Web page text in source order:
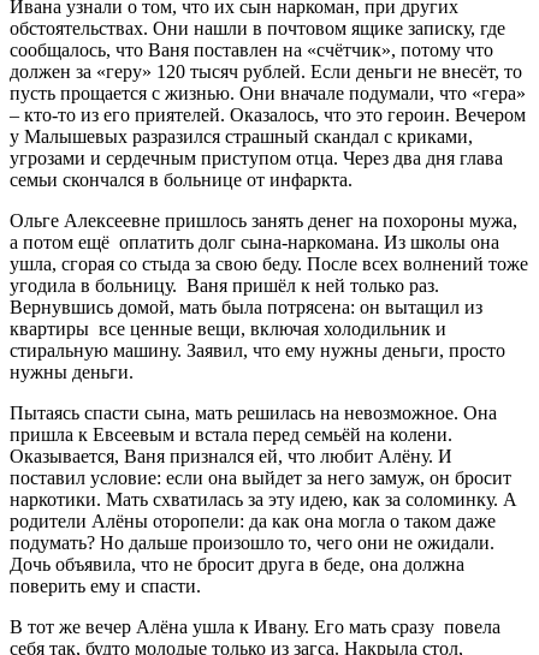
Ивана узнали о том, что их сын наркоман, при других
обстоятельствах. Они нашли в почтовом ящике записку, где
сообщалось, что Ваня поставлен на «счётчик», потому что
должен за «геру» 120 тысяч рублей. Если деньги не внесёт, то
пусть прощается с жизнью. Они вначале подумали, что «гера»
– кто-то из его приятелей. Оказалось, что это героин. Вечером
у Малышевых разразился страшный скандал с криками,
угрозами и сердечным приступом отца. Через два дня глава
семьи скончался в больнице от инфаркта.
Ольге Алексеевне пришлось занять денег на похороны мужа,
а потом ещё оплатить долг сына-наркомана. Из школы она
ушла, сгорая со стыда за свою беду. После всех волнений тоже
угодила в больницу. Ваня пришёл к ней только раз.
Вернувшись домой, мать была потрясена: он вытащил из
квартиры все ценные вещи, включая холодильник и
стиральную машину. Заявил, что ему нужны деньги, просто
нужны деньги.
Пытаясь спасти сына, мать решилась на невозможное. Она
пришла к Евсеевым и встала перед семьёй на колени.
Оказывается, Ваня признался ей, что любит Алёну. И
поставил условие: если она выйдет за него замуж, он бросит
наркотики. Мать схватилась за эту идею, как за соломинку. А
родители Алёны оторопели: да как она могла о таком даже
подумать? Но дальше произошло то, чего они не ожидали.
Дочь объявила, что не бросит друга в беде, она должна
поверить ему и спасти.
В тот же вечер Алёна ушла к Ивану. Его мать сразу повела
себя так, будто молодые только из загса. Накрыла стол,